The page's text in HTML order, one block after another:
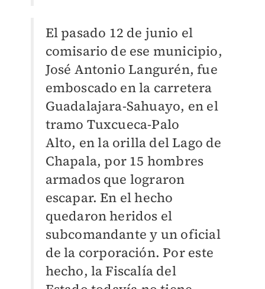
El pasado 12 de junio el
comisario de ese municipio,
José AntonioLangurén, fue
emboscado en la carretera
Guadalajara-Sahuayo, en el
tramo Tuxcueca-Palo
Alto, en la orilla del Lago de
Chapala, por 15 hombres
armados que lograron
escapar. En el hecho
quedaron heridos el
subcomandantey un oficial
de la corporación. Por este
hecho, la Fiscalía del